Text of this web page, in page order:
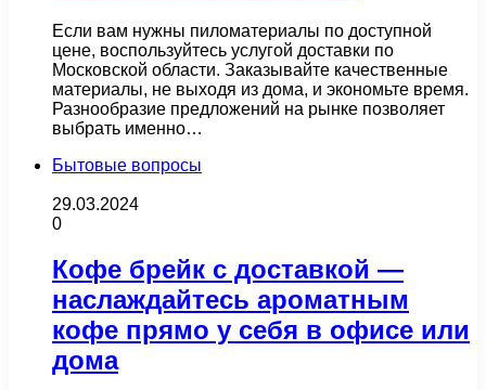
Если вам нужны пиломатериалы по доступной
цене, воспользуйтесь услугой доставки по
Московской области. Заказывайте качественные
материалы, не выходя из дома, и экономьте время.
Разнообразие предложений на рынке позволяет
выбрать именно…
Бытовые вопросы
29.03.2024
0
Кофе брейк с доставкой —
наслаждайтесь ароматным
кофе прямо у себя в офисе или
дома